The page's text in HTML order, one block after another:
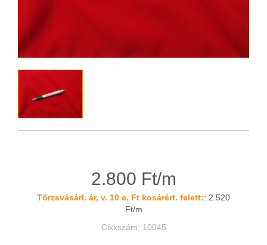
2.800 Ft/m
Törzsvásárl. ár, v. 10 e. Ft kosárért. felett:: 2.520
Ft/m
Cikkszám: 10045